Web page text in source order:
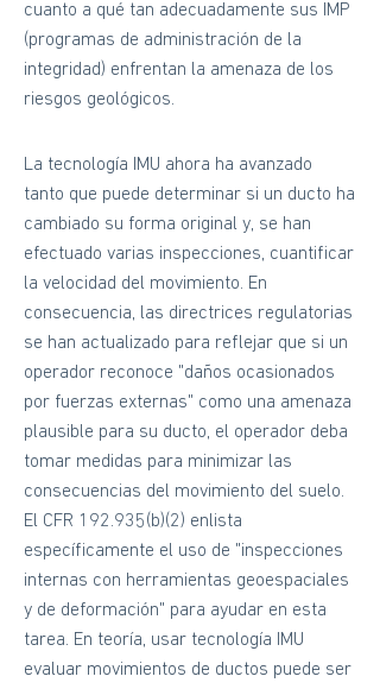
cuanto a qué tan adecuadamente sus IMP
(programas de administración de la
integridad) enfrentan la amenaza de los
riesgos geológicos.
La tecnología IMU ahora ha avanzado
tanto que puede determinar si un ducto ha
cambiado su forma original y, se han
efectuado varias inspecciones, cuantificar
la velocidad del movimiento. En
consecuencia, las directrices regulatorias
se han actualizado para reflejar que si un
operador reconoce "daños ocasionados
por fuerzas externas" como una amenaza
plausible para su ducto, el operador deba
tomar medidas para minimizar las
consecuencias del movimiento del suelo.
El CFR 192.935(b)(2) enlista
específicamente el uso de "inspecciones
internas con herramientas geoespaciales
y de deformación" para ayudar en esta
tarea. En teoría, usar tecnología IMU
evaluar movimientos de ductos puede ser